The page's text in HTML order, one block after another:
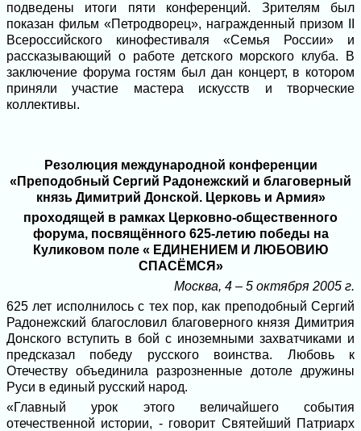
подведены итоги пяти конференций. Зрителям был
показан фильм «Петродворец», награжденный призом II
Всероссийского кинофестиваля «Семья России» и
рассказывающий о работе детского морского клуба. В
заключение форума гостям был дан концерт, в котором
приняли участие мастера искусств и творческие
коллективы.
Резолюция международной конференции
«Преподобный Сергий Радонежский и благоверный
князь Димитрий Донской. Церковь и Армия»
проходящей в рамках Церковно-общественного
форума, посвящённого 625-летию победы на
Куликовом поле « ЕДИНЕНИЕМ И ЛЮБОВИЮ
СПАСЁМСЯ»
Москва, 4 – 5 октября 2005 г.
625 лет исполнилось с тех пор, как преподобный Сергий
Радонежский благословил благоверного князя Димитрия
Донского вступить в бой с иноземными захватчиками и
предсказал победу русского воинства. Любовь к
Отечеству объединила разрозненные дотоле дружины
Руси в единый русский народ.
«Главный урок этого величайшего события
отечественной истории, - говорит Святейший Патриарх